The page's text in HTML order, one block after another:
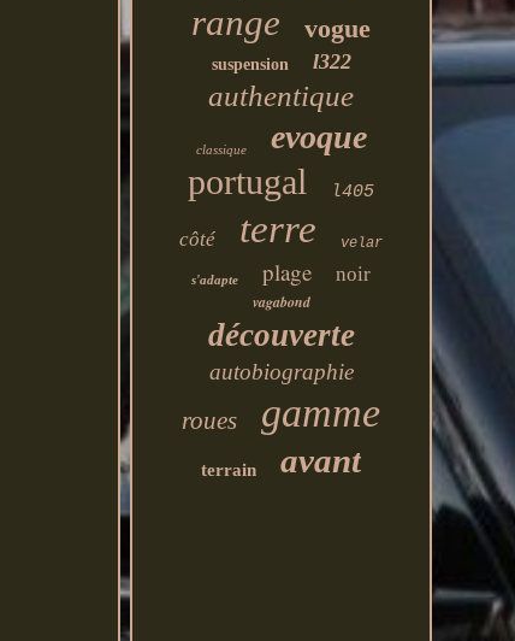
range vogue
suspension l322
authentique
classique evoque
portugal l405
côté terre velar
s'adapte plage noir
vagabond
découverte
autobiographie
roues gamme
terrain avant